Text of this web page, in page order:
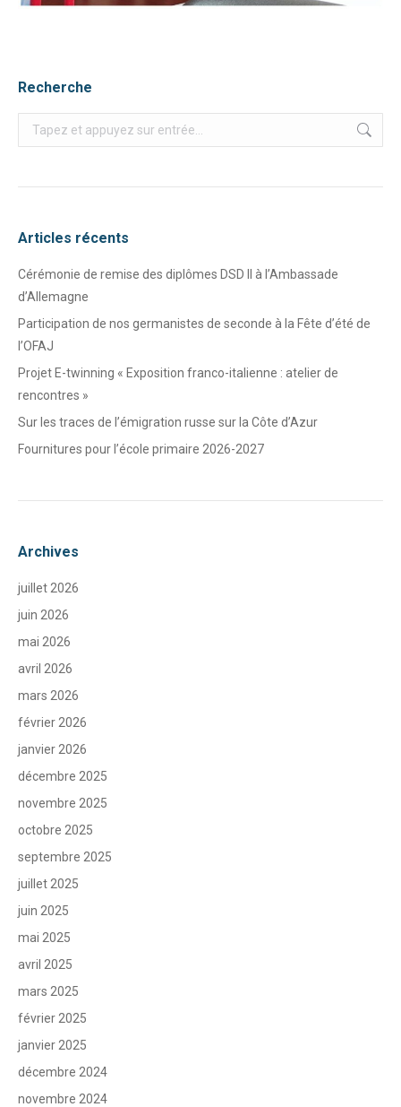
Recherche
Recherche
:
Articles récents
Cérémonie de remise des diplômes DSD II à l’Ambassade
d’Allemagne
Participation de nos germanistes de seconde à la Fête d’été de
l’OFAJ
Projet E-twinning « Exposition franco-italienne : atelier de
rencontres »
Sur les traces de l’émigration russe sur la Côte d’Azur
Fournitures pour l’école primaire 2026-2027
Archives
juillet 2026
juin 2026
mai 2026
avril 2026
mars 2026
février 2026
janvier 2026
décembre 2025
novembre 2025
octobre 2025
septembre 2025
juillet 2025
juin 2025
mai 2025
avril 2025
mars 2025
février 2025
janvier 2025
décembre 2024
novembre 2024